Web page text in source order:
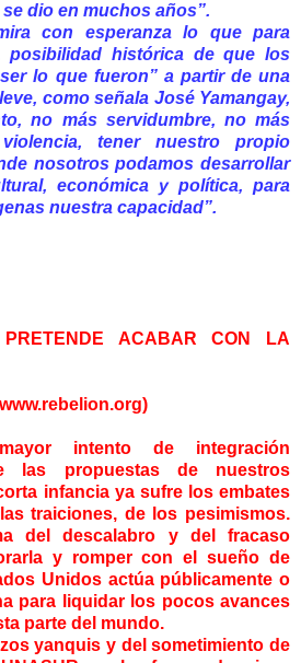
dio en muchos años”.
con esperanza lo que para
posibilidad histórica de que los
lo que fueron” a partir de una
como señala José Yamangay,
no más servidumbre, no más
tener nuestro propio
nosotros podamos desarrollar
económica y política, para
nuestra capacidad”.
PRETENDE ACABAR CON LA
intento de integración
las propuestas de nuestros
infancia ya sufre los embates
traiciones, de los pesimismos.
del descalabro y del fracaso
y romper con el sueño de
Unidos actúa públicamente o
para liquidar los pocos avances
parte del mundo.
yanquis y del sometimiento de